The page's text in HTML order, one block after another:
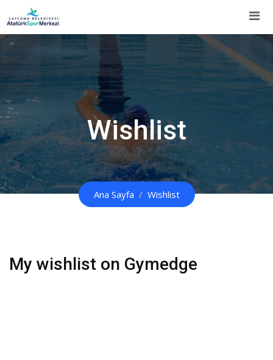
Atla
Wishlist
Ana Sayfa Wishlist
My wishlist on Gymedge